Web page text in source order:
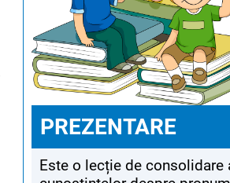
PREZENTARE
Este o lecție de consolidare